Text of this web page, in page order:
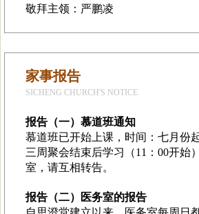
敬拜主领：严鹏凌
家事报告
SICHENG CHURCH'S NOTICE
报告（一）慕道班通知
慕道班已开始上课，时间：七月份
三周聚会结束后学习（11：00开始
室，请互相转告。
报告（二）医务室的报告